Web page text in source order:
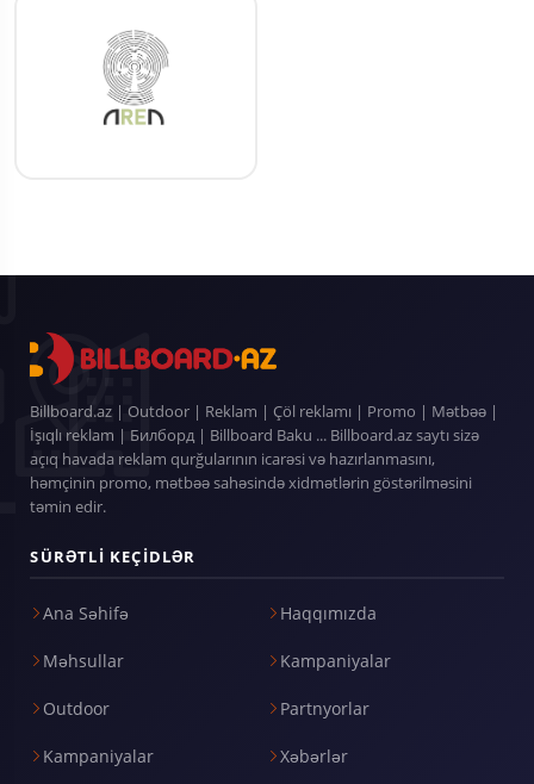
Billboard.az | Outdoor | Reklam | Çöl reklamı | Promo | Mətbəə |
İşıqlı reklam | Билборд | Billboard Baku ... Billboard.az saytı sizə
açıq havada reklam qurğularının icarəsi və hazırlanmasını,
həmçinin promo, mətbəə sahəsində xidmətlərin göstərilməsini
təmin edir.
SÜRƏTLI KEÇIDLƏR
Ana Səhifə
Məhsullar
Outdoor
Kampaniyalar
Haqqımızda
Kampaniyalar
Partnyorlar
Xəbərlər